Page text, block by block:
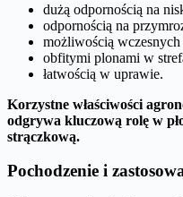
dużą odpornością na
odpornością na
możliwością
obfitymi plonami w
łatwością w uprawie.
Korzystne właściwości
odgrywa kluczową rolę w
strączkową.
Pochodzenie i